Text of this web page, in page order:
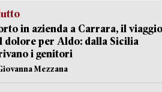
in azienda a Carrara, il viaggio
dolore per Aldo: dalla Sicilia
i genitori
Mezzana